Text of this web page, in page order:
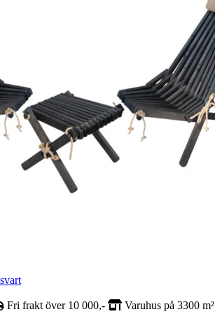
Fri frakt över 10 000,- Varuhus på 3300 m²